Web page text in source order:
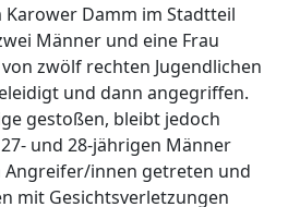
Karower Damm im Stadtteil
Männer und eine Frau
zwölf rechten Jugendlichen
und dann angegriffen.
gestoßen, bleibt jedoch
und 28-jährigen Männer
innen getreten und
mit Gesichtsverletzungen